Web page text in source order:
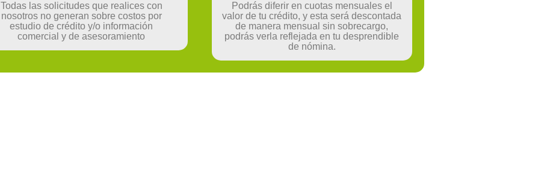
Todas las solicitudes que realices con
nosotros no generan sobre costos por
estudio de crédito y/o información
comercial y de asesoramiento
Podrás diferir en cuotas mensuales el
valor de tu crédito, y esta será descontada
de manera mensual sin sobrecargo,
podrás verla reflejada en tu desprendible
de nómina.